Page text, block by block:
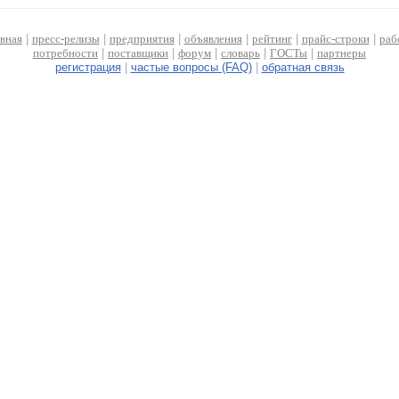
| пресс-релизы предприятия| объявления| рейтинг| прайс-строки|
потребности
поставщики форум словарь ГОСТы
партнеры
регистрация| частые вопросы (FAQ)| обратная связь